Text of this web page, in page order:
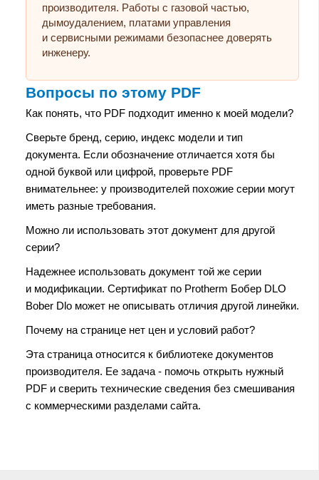
производителя. Работы с газовой частью,
дымоудалением, платами управления
и сервисными режимами безопаснее доверять
инженеру.
Вопросы по этому PDF
Как понять, что PDF подходит именно к моей модели?
Сверьте бренд, серию, индекс модели и тип
документа. Если обозначение отличается хотя бы
одной буквой или цифрой, проверьте PDF
внимательнее: у производителей похожие серии могут
иметь разные требования.
Можно ли использовать этот документ для другой
серии?
Надежнее использовать документ той же серии
и модификации. Сертификат по Protherm Бобер DLO
Bober Dlo может не описывать отличия другой линейки.
Почему на странице нет цен и условий работ?
Эта страница относится к библиотеке документов
производителя. Ее задача - помочь открыть нужный
PDF и сверить технические сведения без смешивания
с коммерческими разделами сайта.